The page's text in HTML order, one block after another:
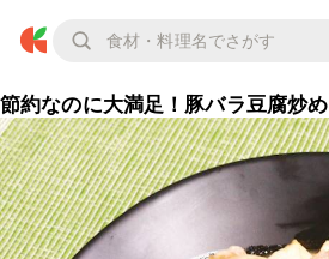
節約なのに大満足！豚バラ豆腐炒め